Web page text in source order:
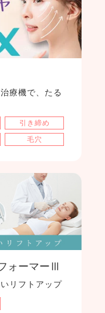
療機で、たる
引き締め
毛穴
ォーマーⅢ
リフトアップ